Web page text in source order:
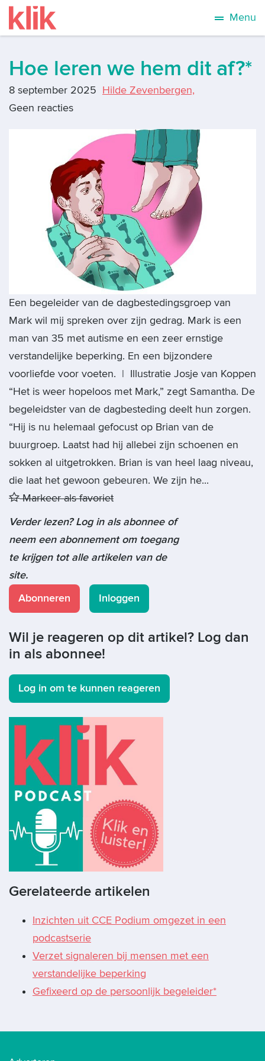
Menu
Hoe leren we hem dit af?*
8 september 2025 Hilde Zevenbergen,
Geen reacties
Een begeleider van de dagbestedingsgroep van
Mark wil mij spreken over zijn gedrag. Mark is een
man van 35 met autisme en een zeer ernstige
verstandelijke beperking. En een bijzondere
voorliefde voor voeten. | Illustratie Josje van Koppen
“Het is weer hopeloos met Mark,” zegt Samantha. De
begeleidster van de dagbesteding deelt hun zorgen.
“Hij is nu helemaal gefocust op Brian van de
buurgroep. Laatst had hij allebei zijn schoenen en
sokken al uitgetrokken. Brian is van heel laag niveau,
die laat het gewoon gebeuren. We zijn he...
Markeer als favoriet
Verder lezen? Log in als abonnee of
neem een abonnement om toegang
te krijgen tot alle artikelen van de
site.
Abonneren
Inloggen
Wil je reageren op dit artikel? Log dan
in als abonnee!
Log in om te kunnen reageren
Gerelateerde artikelen
Inzichten uit CCE Podium omgezet in een
podcastserie
Verzet signaleren bij mensen met een
verstandelijke beperking
Gefixeerd op de persoonlijk begeleider*